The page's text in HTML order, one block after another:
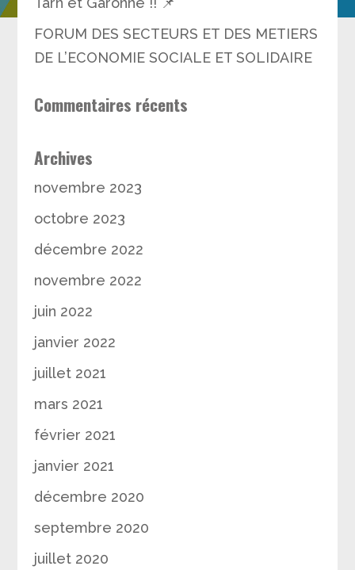
FORUM DES SECTEURS ET DES METIERS
DE L’ECONOMIE SOCIALE ET SOLIDAIRE
Commentaires récents
Archives
novembre 2023
octobre 2023
décembre 2022
novembre 2022
juin 2022
janvier 2022
juillet 2021
mars 2021
février 2021
janvier 2021
décembre 2020
septembre 2020
juillet 2020